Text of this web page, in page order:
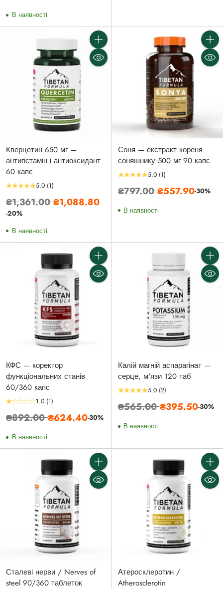
В наявності
Кількість
Кверцетин 650 мг —
антигістамін і антиоксидант
60 капс
5.0 (1)
Звичайна
ціна
₴1,361.00₴1,088.80
-20%
В наявності
Соня — екстракт кореня
соняшнику 500 мг 90 капс
5.0 (1)
Звичайна
₴797.00₴557.90-30%
В наявності
Кількість
КФС — коректор
функціональних станів
60/360 капс
1.0 (1)
Звичайна
₴892.00₴624.40-30%
В наявності
Калій магній аспарагінат —
серце, м'язи 120 таб
5.0 (2)
Звичайна
₴565.00₴395.50-30%
В наявності
Кількість
Сталеві нерви / Nerves of
steel 90/360 таблеток
Атеросклеротин /
Atherosclerotin